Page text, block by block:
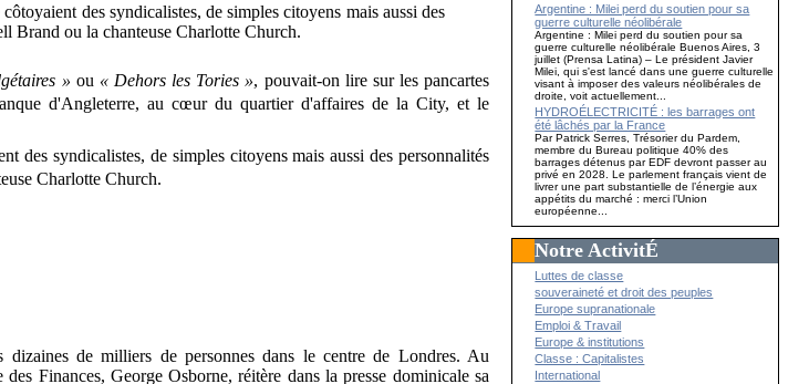
» ou « Dehors les Tories », pouvait-on lire sur les pancartes
d'Angleterre, au cœur du quartier d'affaires de la City, et le
des syndicalistes, de simples citoyens mais aussi des personnalités
Charlotte Church.
Argentine : Milei perd du soutien pour sa
guerre culturelle néolibérale
Argentine : Milei perd du soutien pour sa
guerre culturelle néolibérale Buenos Aires, 3
juillet (Prensa Latina) – Le président Javier
Milei, qui s'est lancé dans une guerre culturelle
visant à imposer des valeurs néolibérales de
droite, voit actuellement...
HYDROÉLECTRICITÉ : les barrages ont
été lâchés par la France
Par Patrick Serres, Trésorier du Pardem,
membre du Bureau politique 40% des
barrages détenus par EDF devront passer au
privé en 2028. Le parlement français vient de
livrer une part substantielle de l’énergie aux
appétits du marché : merci l’Union
européenne...
Notre ActivitÉ
Luttes de classe
souveraineté et droit des peuples
Europe supranationale
Emploi & Travail
Europe & institutions
Classe : Capitalistes
International